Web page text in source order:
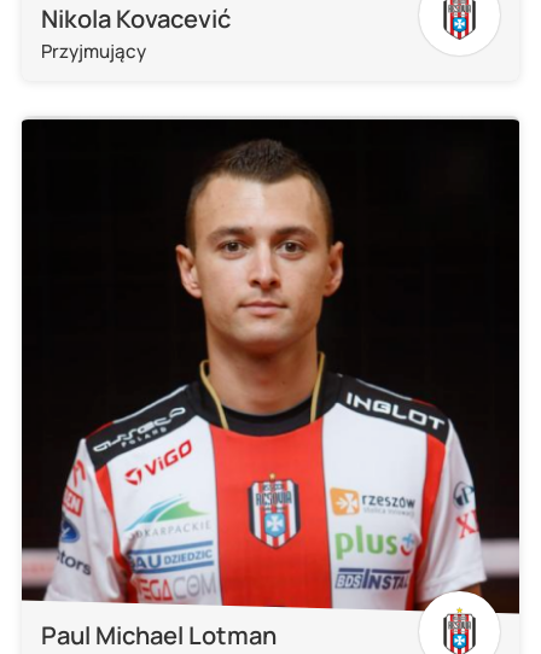
Nikola Kovacević
Przyjmujący
Paul Michael Lotman